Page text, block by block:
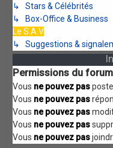
↳ Stars & Célébrités
↳ Box-Office & Business
Le S.A.V
↳ Suggestions &
Permissions du forum
Vous ne pouvez pas
Vous ne pouvez pas
Vous ne pouvez pas
Vous ne pouvez pas
Vous ne pouvez pas